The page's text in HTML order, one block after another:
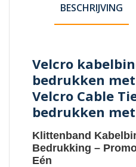
BESCHRIJVING
Velcro
bedrukken
Velcro Cable
bedrukken
Klittenband
Bedrukking –
Eén